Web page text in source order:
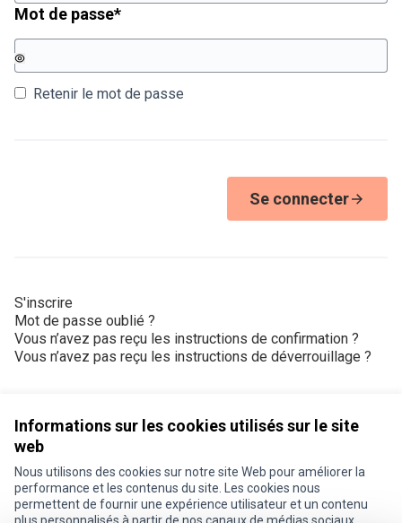
Informations sur les cookies utilisés sur le site
web
Nous utilisons des cookies sur notre site Web pour améliorer la
performance et les contenus du site. Les cookies nous
permettent de fournir une expérience utilisateur et un contenu
Mot de passe*Champ obligatoire
Retenir le mot de passe
Se connecter
S'inscrire
Mot de passe oublié ?
Vous n’avez pas reçu les instructions de confirmation ?
Vous n’avez pas reçu les instructions de déverrouillage ?
Conditions d'utilisation
Paramètres des cookies
Je participe ! sur X
Je participe ! sur Facebook
Je participe ! sur Instagram